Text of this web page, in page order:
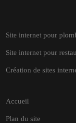
Site internet pour
Site internet pour
Création de sites
Accueil
Plan du site